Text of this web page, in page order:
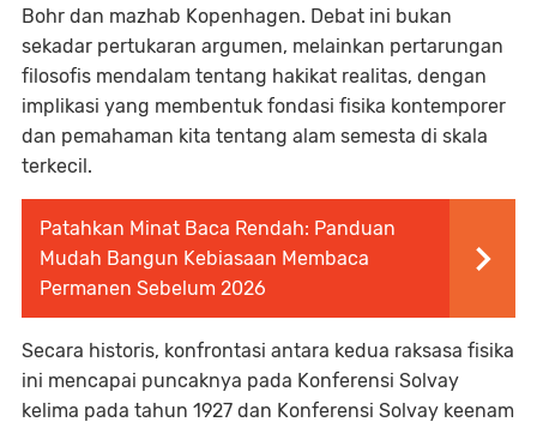
Bohr dan mazhab Kopenhagen. Debat ini bukan
sekadar pertukaran argumen, melainkan pertarungan
filosofis mendalam tentang hakikat realitas, dengan
implikasi yang membentuk fondasi fisika kontemporer
dan pemahaman kita tentang alam semesta di skala
terkecil.
Patahkan Minat Baca Rendah: Panduan
Mudah Bangun Kebiasaan Membaca
Permanen Sebelum 2026
Secara historis, konfrontasi antara kedua raksasa fisika
ini mencapai puncaknya pada Konferensi Solvay
kelima pada tahun 1927 dan Konferensi Solvay keenam